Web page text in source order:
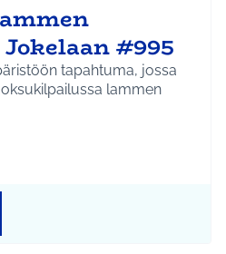
#995
tapahtuma, jossa
lammen
Jokela